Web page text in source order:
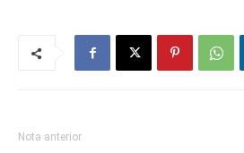
Nota anterior